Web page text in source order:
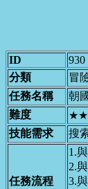
ID
930
分類
冒
任務名稱
朝
難度
技能需求
搜
任務流程
1.
2.
3.